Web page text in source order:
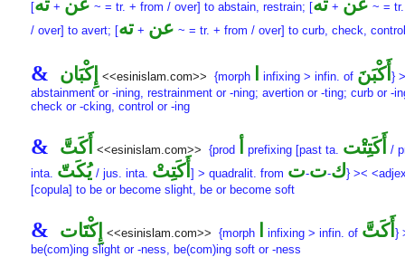
[
عن +ته ~ = tr. + from / over] to abstain, restrain; [ عن +ته
~ =
/ over] to avert; [
عن +ته ~ = tr. + from / over] to curb, check, control
& إِكْبَان <<esinislam.com>> {morph infixing > infin. of أَكْبَنَ }
abstainment or -ining, restrainment or -ning; avertion or -ting; curb or -
check or -cking, control or -ing
& أَكَتَّ <<esinislam.com>> {prod prefixing [past ta. أَكَتِتْت /
inta. يُكَتّ / jus. inta. أَكَتِتْ ] > quadralit. from ك-ت-ت
} ><
[copula] to be or become slight, be or become soft
& إِكْتَات <<esinislam.com>> {morph infixing > infin. of أَكَتَّ }
be(com)ing slight or -ness, be(com)ing soft or -ness